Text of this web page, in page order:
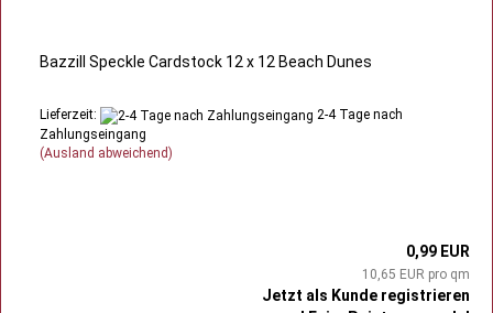
Bazzill Speckle Cardstock 12 x 12 Beach Dunes
Lieferzeit:
2-4 Tage nach
Zahlungseingang
(Ausland abweichend)
0,99 EUR
10,65 EUR pro qm
Jetzt als Kunde registrieren